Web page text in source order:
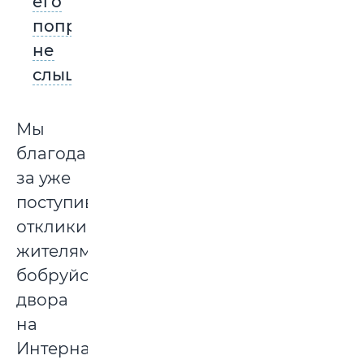
попросту
не
слышали
Мы
благодарны
за уже
поступившие
отклики
жителям
бобруйского
двора
на
Интернациональной.